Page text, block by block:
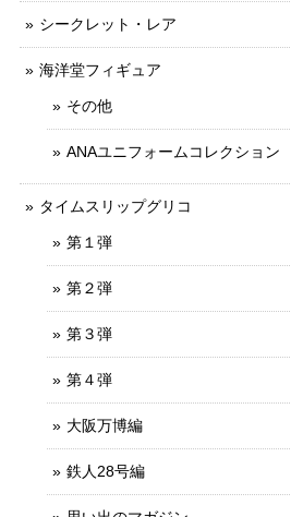
シークレット・レア
海洋堂フィギュア
その他
ANAユニフォームコレクション
タイムスリップグリコ
第１弾
第２弾
第３弾
第４弾
大阪万博編
鉄人28号編